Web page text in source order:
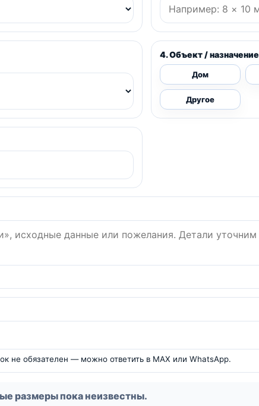
4. Объект / назначение
Дом
Другое
не обязателен — можно ответить в MAX или WhatsApp.
размеры пока неизвестны.